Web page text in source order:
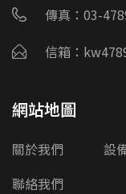
傳真：03-
信箱：
網站地圖
關於我們 設
聯絡我們